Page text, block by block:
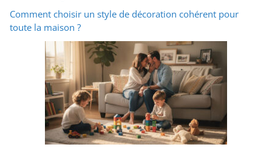
Comment choisir un style de décoration cohérent pour
toute la maison ?